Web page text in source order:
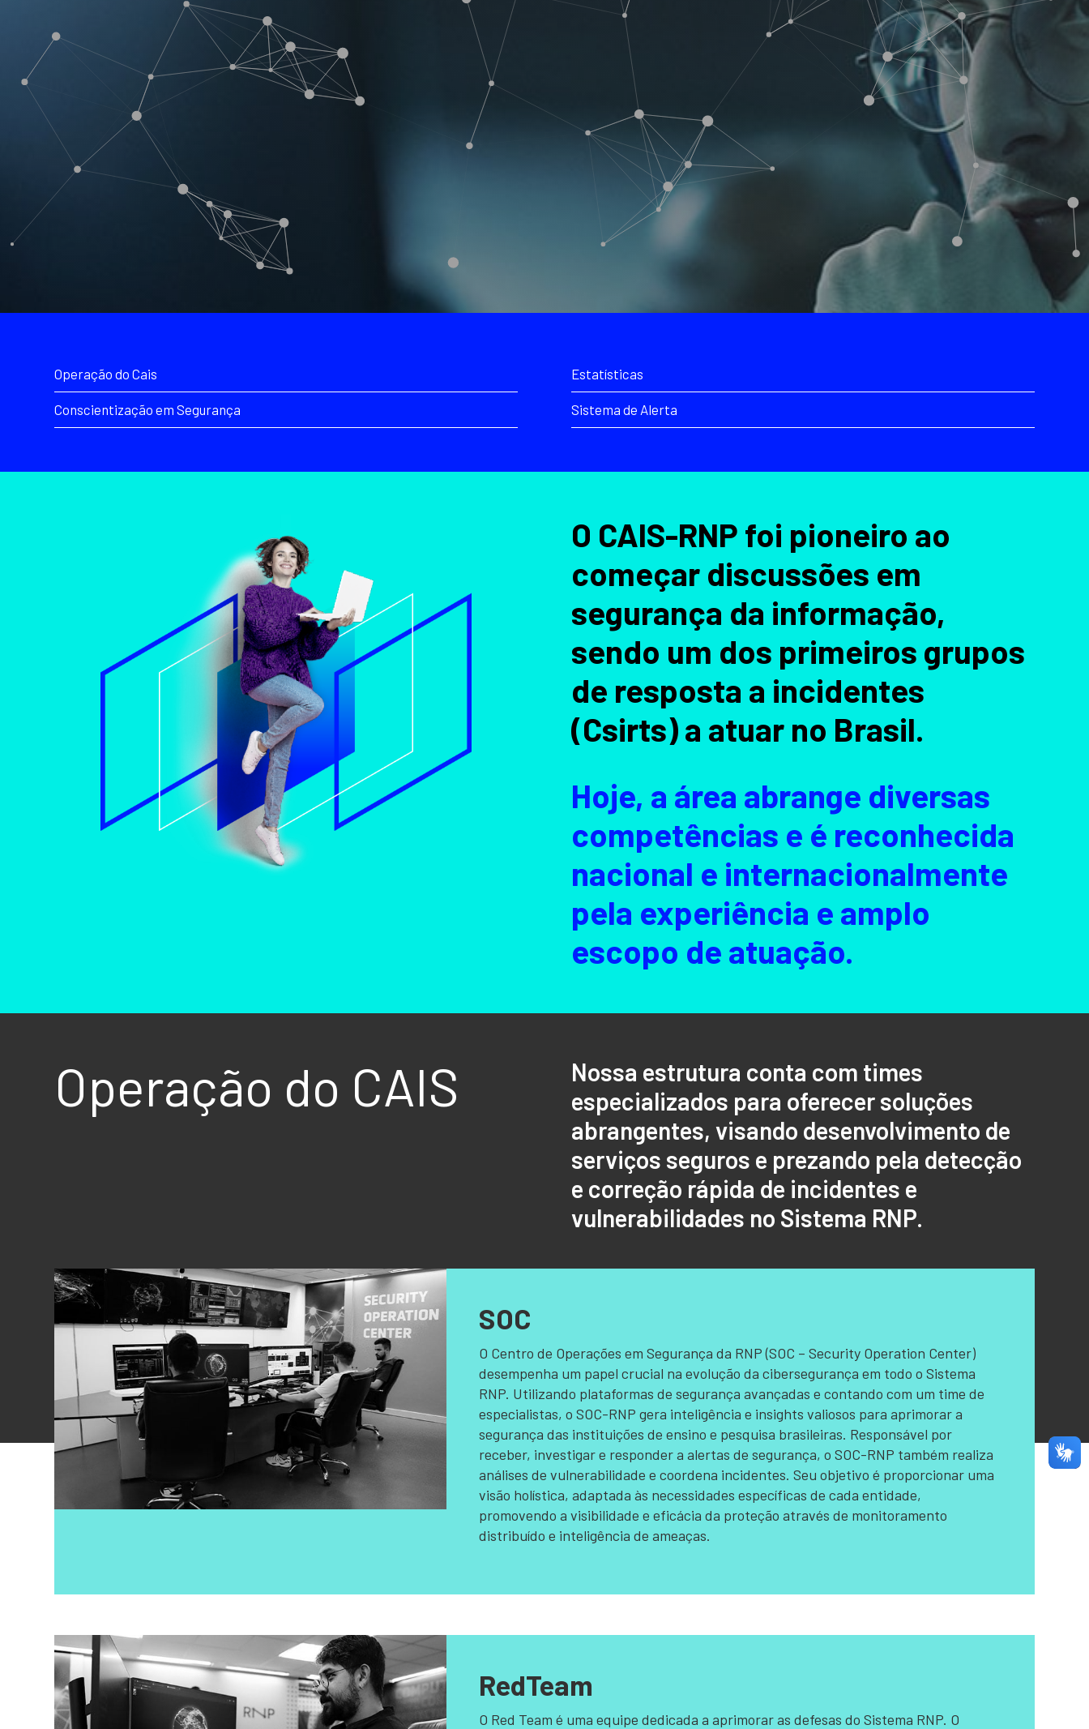
Operação do Cais
Conscientização em Segurança
Estatísticas
Sistema de Alerta
O CAIS-RNP foi pioneiro ao
começar discussões em
segurança da informação,
sendo um dos primeiros grupos
de resposta a incidentes
(Csirts) a atuar no Brasil.
Hoje, a área abrange diversas
competências e é reconhecida
nacional e internacionalmente
pela experiência e amplo
escopo de atuação.
Operação do CAIS
Nossa estrutura conta com times
especializados para oferecer soluções
abrangentes, visando desenvolvimento de
serviços seguros e prezando pela detecção
e correção rápida de incidentes e
vulnerabilidades no Sistema RNP.
SOC
O Centro de Operações em Segurança da RNP (SOC – Security Operation Center)
desempenha um papel crucial na evolução da cibersegurança em todo o Sistema
RNP. Utilizando plataformas de segurança avançadas e contando com um time de
especialistas, o SOC-RNP gera inteligência e insights valiosos para aprimorar a
segurança das instituições de ensino e pesquisa brasileiras. Responsável por
receber, investigar e responder a alertas de segurança, o SOC-RNP também realiza
análises de vulnerabilidade e coordena incidentes. Seu objetivo é proporcionar uma
visão holística, adaptada às necessidades específicas de cada entidade,
promovendo a visibilidade e eficácia da proteção através de monitoramento
distribuído e inteligência de ameaças.
RedTeam
O Red Team é uma equipe dedicada a aprimorar as defesas do Sistema RNP. O